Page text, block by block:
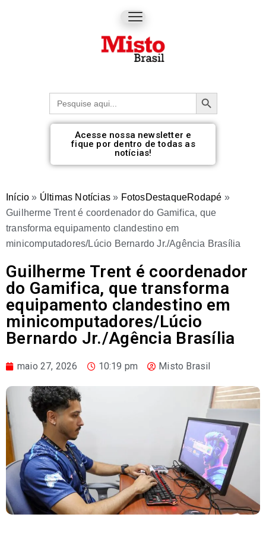
Procurar: Botão de pesquisa
Acesse nossa newsletter e
fique por dentro de todas as
notícias!
Início » Últimas Notícias » FotosDestaqueRodapé »
Guilherme Trent é coordenador do Gamifica, que
transforma equipamento clandestino em
minicomputadores/Lúcio Bernardo Jr./Agência Brasília
Guilherme Trent é coordenador
do Gamifica, que transforma
equipamento clandestino em
minicomputadores/Lúcio
Bernardo Jr./Agência Brasília
maio 27, 2026 10:19 pm Misto Brasil